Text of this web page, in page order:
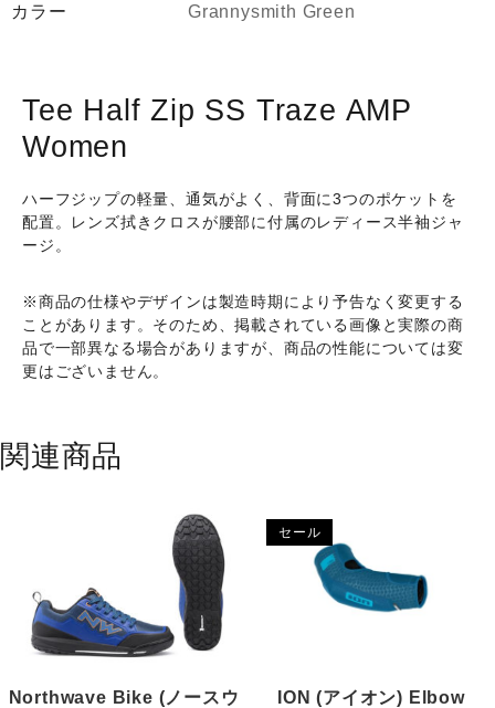
Zip
[Short
Sleeve]
AMP
Women
カラー
Grannysmith Green
Tee Half Zip SS Traze AMP
Women
ハーフジップの軽量、通気がよく、背面に3つのポケットを
配置。レンズ拭きクロスが腰部に付属のレディース半袖ジャ
ージ。
※商品の仕様やデザインは製造時期により予告なく変更する
ことがあります。そのため、掲載されている画像と実際の商
品で一部異なる場合がありますが、商品の性能については変
更はございません。
関連商品
Northwave Bike (ノースウ
セール
ION (アイオン) Elbow